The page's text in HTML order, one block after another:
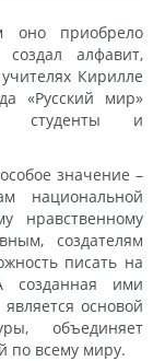
оно приобрело
алфавит,
Кирилле
«Русский мир»
студенты и
значение –
национальной
нравственному
создателям
писать на
созданная ими
основой
объединяет
по всему миру.